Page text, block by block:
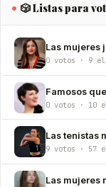
🎲 Listas para
Las mujeres
0 votos · 9
Famosos
0 votos · 10
Las tenistas
9 votos · 57
Las mujeres